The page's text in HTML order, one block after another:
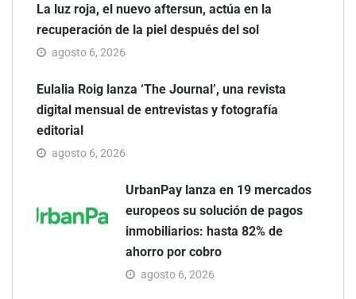
La luz roja, el nuevo aftersun, actúa en la
recuperación de la piel después del sol
agosto 6, 2026
Eulalia Roig lanza ‘The Journal’, una revista
digital mensual de entrevistas y fotografía
editorial
agosto 6, 2026
UrbanPay lanza en 19 mercados
europeos su solución de pagos
inmobiliarios: hasta 82% de
ahorro por cobro
agosto 6, 2026